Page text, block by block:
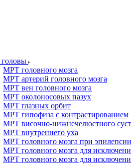
МРТ головного мозга
МРТ артерий головного мозга
МРТ вен головного мозга
МРТ околоносовых пазух
МРТ глазных орбит
МРТ гипофиза с контрастированием
МРТ височно-нижнечелюстного
МРТ внутреннего уха
МРТ головного мозга при эпилепсии
МРТ головного мозга для
МРТ головного мозга для